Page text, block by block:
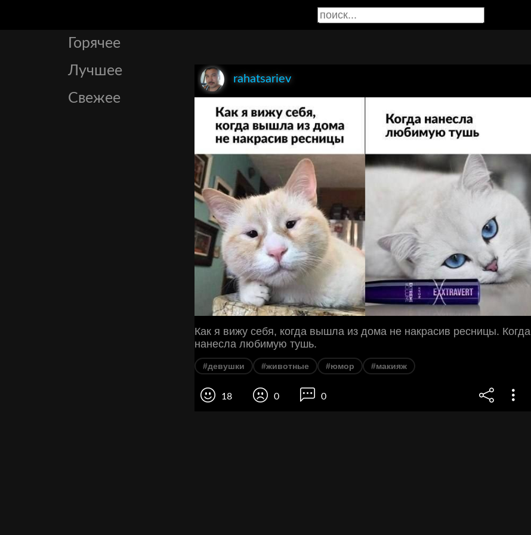
Горячее
Лучшее
Свежее
rahatsariev
Как я вижу себя, когда вышла из дома не накрасив ресницы. Когда
нанесла любимую тушь.
#девушки #животные #юмор #макияж
18 0 0